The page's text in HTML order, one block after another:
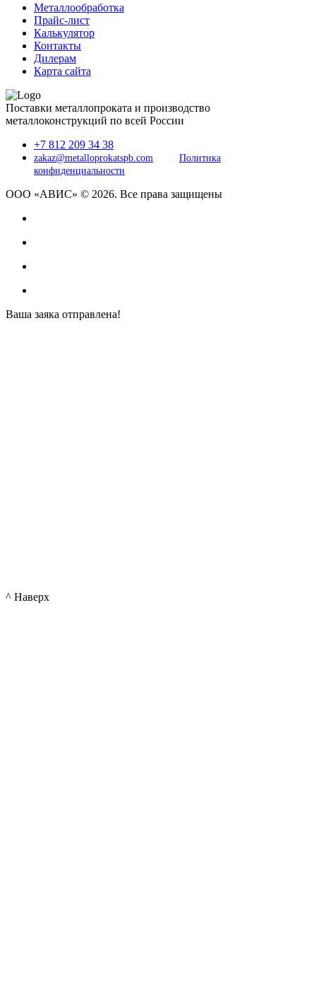
Металлообработка
Прайс-лист
Калькулятор
Контакты
Дилерам
Карта сайта
Поставки металлопроката и производство
металлоконструкций по всей России
+7 812 209 34 38
zakaz@metalloprokatspb.com
Политика
конфиденциальности
ООО «АВИС» © 2026. Все права защищены
Ваша заяка отправлена!
^ Наверх